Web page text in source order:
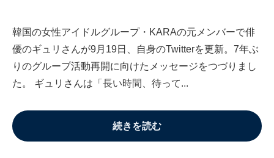
韓国の女性アイドルグループ・KARAの元メンバーで俳
優のギュリさんが9月19日、自身のTwitterを更新。7年ぶ
りのグループ活動再開に向けたメッセージをつづりまし
た。 ギュリさんは「長い時間、待って...
続きを読む